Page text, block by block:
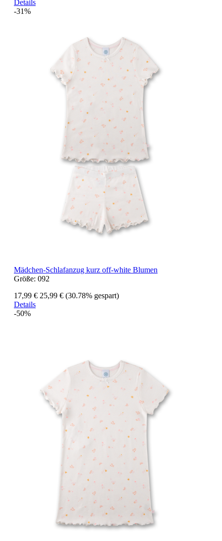
Details
-31%
Mädchen-Schlafanzug kurz off-white Blumen
Größe: 092
17,99 € 25,99 € (30.78% gespart)
Details
-50%